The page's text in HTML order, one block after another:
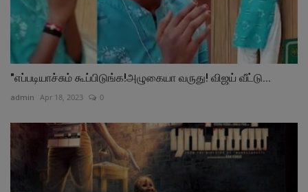
"எப்படியாச்சும் கூப்பிடுங்க!அழுகையா வருது! விஜய் வீட்டு...
admin Apr 18, 2023 0